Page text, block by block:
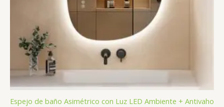
Espejo de baño Asimétrico con Luz LED Ambiente + Antivaho